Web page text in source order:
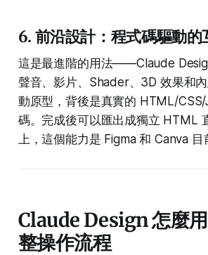
6. 前沿設計：程式碼驅動的
這是最進階的用法——Claude
聲音、影片、Shader、3D 效果和
動原型，背後是真實的 HTML/
碼。完成後可以匯出成獨立 HTML
上，這個能力是 Figma 和 Canva 目
Claude Design 怎麼
整操作流程